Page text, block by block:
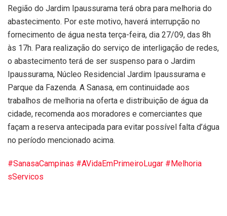
Região do Jardim Ipaussurama terá obra para melhoria do
abastecimento. Por este motivo, haverá interrupção no
fornecimento de água nesta terça-feira, dia 27/09, das 8h
às 17h. Para realização do serviço de interligação de redes,
o abastecimento terá de ser suspenso para o Jardim
Ipaussurama, Núcleo Residencial Jardim Ipaussurama e
Parque da Fazenda. A Sanasa, em continuidade aos
trabalhos de melhoria na oferta e distribuição de água da
cidade, recomenda aos moradores e comerciantes que
façam a reserva antecipada para evitar possível falta d’água
no período mencionado acima.
#SanasaCampinas #AVidaEmPrimeiroLugar #Melhoria
sServicos